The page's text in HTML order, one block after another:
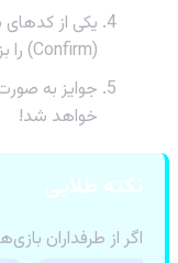
یکی از کدهای
(Confirm) را بزنید.
خواهد شد!
نکته طلایی
اگر از طرفداران